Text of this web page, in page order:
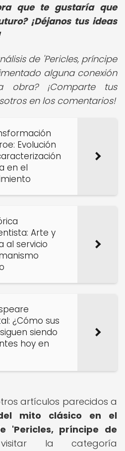
que te gustaría que
¡Déjanos tus ideas
de 'Pericles, príncipe
alguna conexión
obra? ¡Comparte tus
en los comentarios!
Evolución
en el
Arte y
al servicio
¿Cómo sus
siendo
hoy en
artículos parecidos a
mito clásico en el
'Pericles, príncipe de
la categoría